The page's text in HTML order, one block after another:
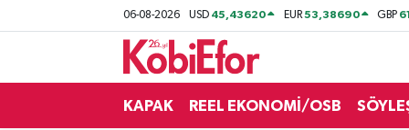
06-08-2026 USD 45,43620 EUR53,38690 GBP
KAPAK REEL EKONOMİ/OSB
BİLİŞİM PANO